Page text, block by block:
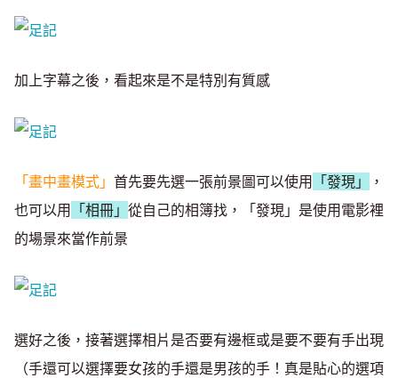
加上字幕之後，看起來是不是特別有質感
「畫中畫模式」 首先要先選一張前景圖可以使用 「發現」
，
也可以用
「相冊」 從自己的相簿找，「發現」是使用電影裡
的場景來當作前景
選好之後，接著選擇相片是否要有邊框或是要不要有手出現
（手還可以選擇要女孩的手還是男孩的手！真是貼心的選項